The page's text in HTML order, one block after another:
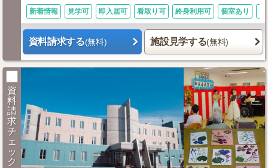
新着情報 見学可 即入居可 看取り可 終身利用可 個室あり
資料請求する(無料) 施設見学する(無料)
資
料
請
求
チ
ェ
ッ
ク